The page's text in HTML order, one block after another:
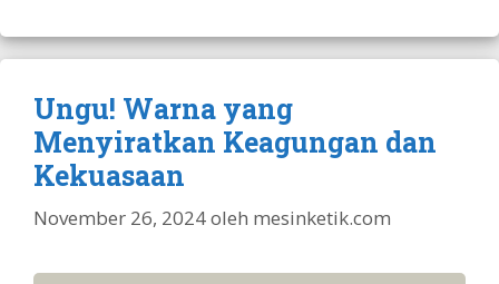
Ungu! Warna yang
Menyiratkan Keagungan dan
Kekuasaan
November 26, 2024oleh mesinketik.com